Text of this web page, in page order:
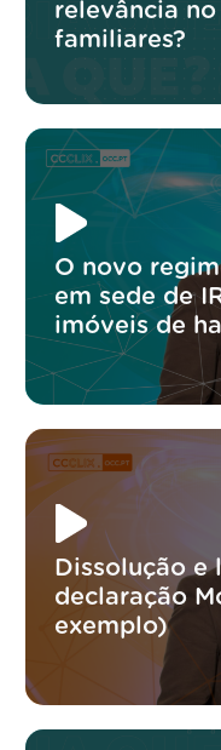
relevância no
familiares?
O novo
em sede de
imóveis de
Dissolução e
declaração
exemplo)